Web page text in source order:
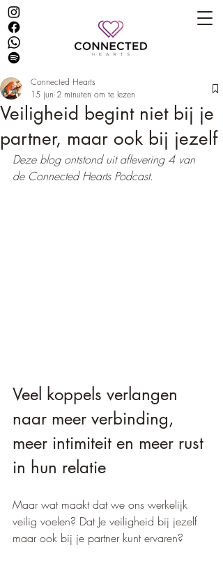
Veiligheid begint niet bij je
partner, maar ook bij jezelf
Connected Hearts
15 jun 2 minuten om te lezen
Deze blog ontstond uit aflevering 4 van
de Connected Hearts Podcast.
Veel koppels verlangen
naar meer verbinding,
meer intimiteit en meer rust
in hun relatie
Maar wat maakt dat we ons werkelijk
veilig voelen? Dat Je veiligheid bij jezelf
maar ook bij je partner kunt ervaren?